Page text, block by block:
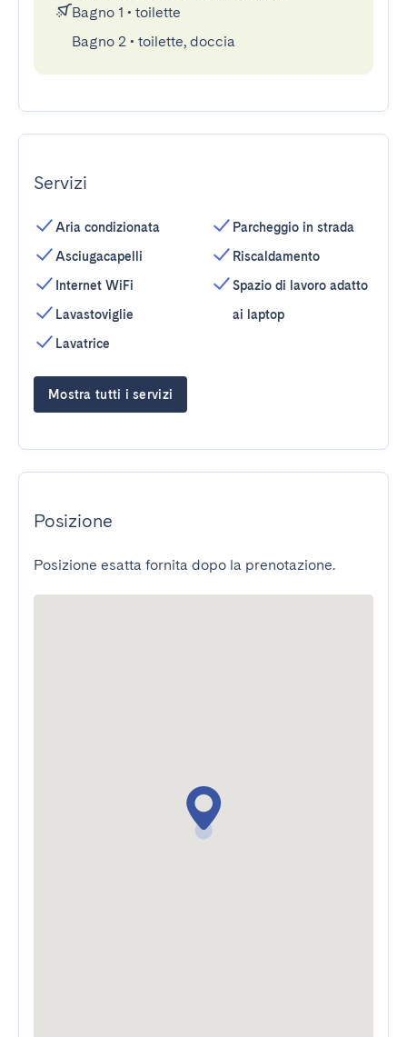
Bagno 1 • toilette
Bagno 2 • toilette, doccia
Servizi
Aria condizionata
Asciugacapelli
Internet WiFi
Lavastoviglie
Lavatrice
Parcheggio in strada
Riscaldamento
Spazio di lavoro adatto
ai laptop
Mostra tutti i servizi
Posizione
Posizione esatta fornita dopo la prenotazione.